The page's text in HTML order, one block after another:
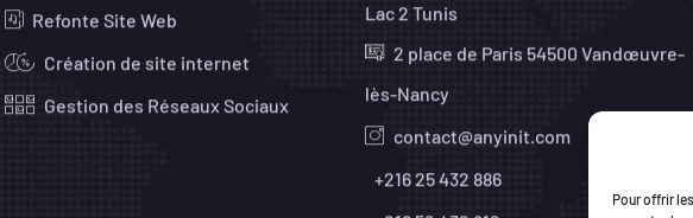
Pour offrir
Refonte Site Web
Création de site internet
Gestion des Réseaux Sociaux
Lac 2 Tunis
2 place de Paris 54500 Vandœuvre-
lès-Nancy
contact@anyinit.com
+216 25 432 886